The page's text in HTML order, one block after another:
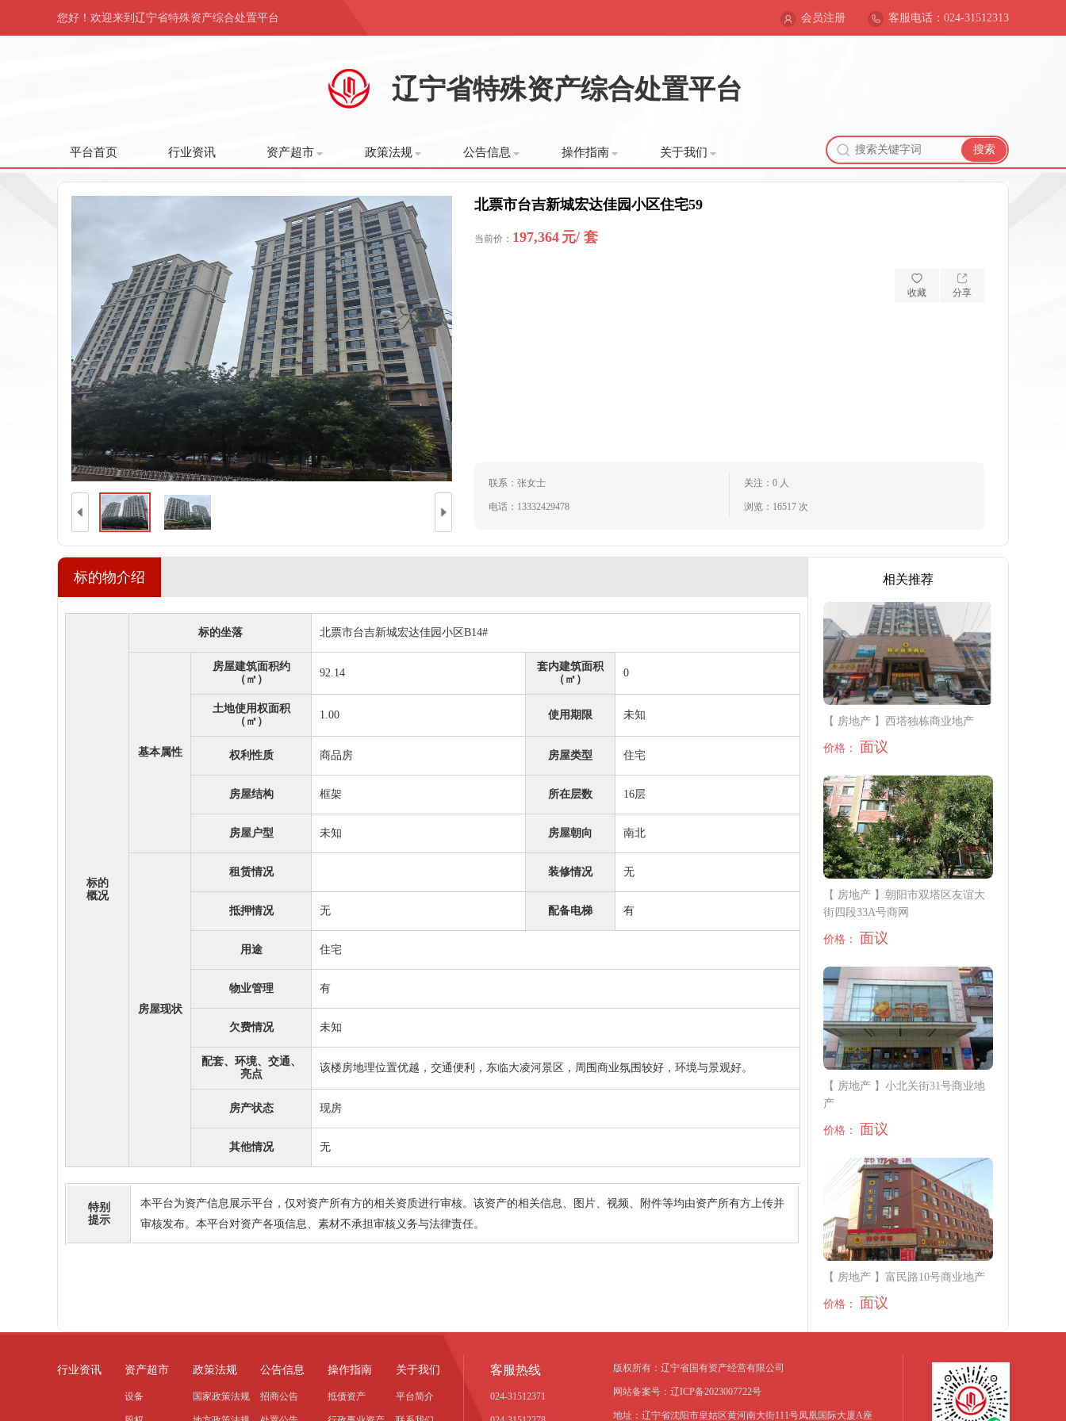
您好！欢迎来到辽宁省特殊资产综合处置平台 会员注册 客服电话：024-31512313
辽宁省特殊资产综合处置平台
平台首页 行业资讯 资产超市 政策法规 公告信息 操作指南 关于我们 搜索
北票市台吉新城宏达佳园小区住宅59
当前价： 197,364 元/ 套
收藏 分享
联系：张女士
电话：13332429478
关注：0 人
浏览：16517 次
标的物介绍
标的
概况
标的坐落 北票市台吉新城宏达佳园小区B14#
基本属性
房屋建筑面积约
（㎡）
92.14
套内建筑面积
（㎡）
0
土地使用权面积
（㎡）
1.00 使用期限 未知
权利性质 商品房 房屋类型 住宅
房屋结构 框架 所在层数 16层
房屋户型 未知 房屋朝向 南北
房屋现状
租赁情况 装修情况 无
抵押情况 无 配备电梯 有
用途 住宅
物业管理 有
欠费情况 未知
配套、环境、交通、
亮点
该楼房地理位置优越，交通便利，东临大凌河景区，周围商业氛围较好，环境与景观好。
房产状态 现房
其他情况 无
特别
提示
本平台为资产信息展示平台，仅对资产所有方的相关资质进行审核。该资产的相关信息、图片、视频、附件等均由资产所有方上传并
审核发布。本平台对资产各项信息、素材不承担审核义务与法律责任。
相关推荐
【 房地产 】西塔独栋商业地产
价格： 面议
【 房地产 】朝阳市双塔区友谊大
街四段33A号商网
价格： 面议
【 房地产 】小北关街31号商业地
产
价格： 面议
【 房地产 】富民路10号商业地产
价格： 面议
行业资讯 资产超市
设备
政策法规
国家政策法规
公告信息
招商公告
操作指南
抵债资产
关于我们
平台简介
客服热线
024-31512371
版权所有：辽宁省国有资产经营有限公司
网站备案号：辽ICP备2023007722号
地址：辽宁省沈阳市皇姑区黄河南大街111号凤凰国际大厦A座